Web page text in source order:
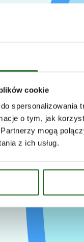
cookie
spersonalizowania
o tym, jak
mogą
z ich usług.